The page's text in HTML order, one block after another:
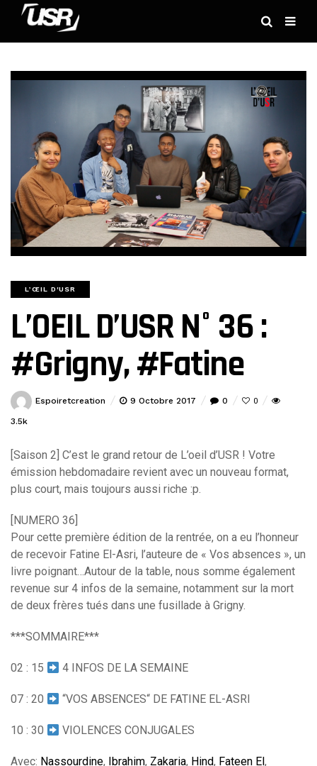
L’ŒIL D'USR
L’OEIL D’USR N° 36 :
#Grigny, #Fatine
Espoiretcreation 9 Octobre 2017 0 0
3.5k
[Saison 2] C’est le grand retour de L’oeil d’USR ! Votre
émission hebdomadaire revient avec un nouveau format,
plus court, mais toujours aussi riche :p.
[NUMERO 36]
Pour cette première édition de la rentrée, on a eu l’honneur
de recevoir Fatine El-Asri, l’auteure de « Vos absences », un
livre poignant…Autour de la table, nous somme également
revenue sur 4 infos de la semaine, notamment sur la mort
de deux frères tués dans une fusillade à Grigny.
***SOMMAIRE***
02 : 15 4 INFOS DE LA SEMAINE
07 : 20 “VOS ABSENCES“ DE FATINE EL-ASRI
10 : 30 VIOLENCES CONJUGALES
Avec: Nassourdine, Ibrahim, Zakaria, Hind, Fateen El ,